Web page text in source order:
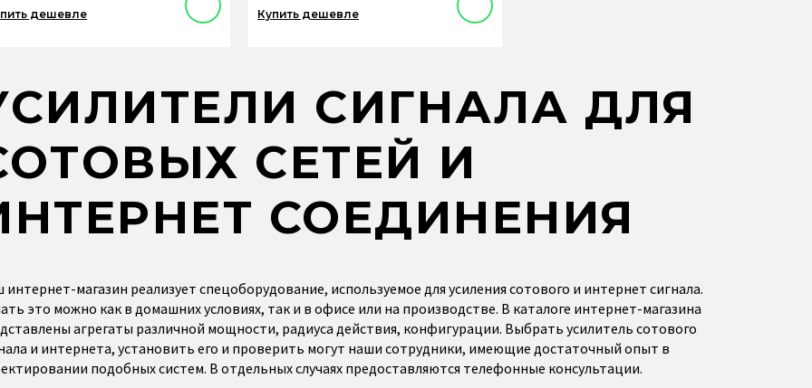
дешевле Купить дешевле
СИГНАЛА ДЛЯ
СЕТЕЙ И
СОЕДИНЕНИЯ
интернет-магазин реализует спецоборудование, используемое для усиления сотового и интернет сигнала.
это можно как в домашних условиях, так и в офисе или на производстве. В каталоге интернет-магазина
агрегаты различной мощности, радиуса действия, конфигурации. Выбрать усилитель сотового
и интернета, установить его и проверить могут наши сотрудники, имеющие достаточный опыт в
подобных систем. В отдельных случаях предоставляются телефонные консультации.